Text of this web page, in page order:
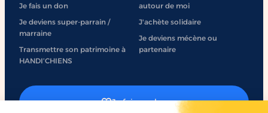
Je fais un don
Je deviens super-parrain /
marraine
Transmettre son patrimoine à
HANDI’CHIENS
autour de moi
J'achète solidaire
Je deviens mécène ou
partenaire
Je fais un don